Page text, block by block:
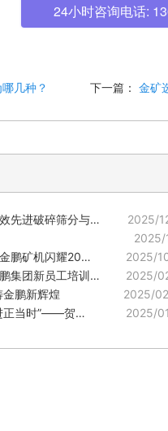
24小时咨询电话:
几种？ 下一篇： 金矿
先进破碎筛分与…
2025/
2025/
鹏矿机闪耀20…
2025/
集团新员工培训…
2025/
鹏新辉煌
2025/
正当时”——贺…
2025/